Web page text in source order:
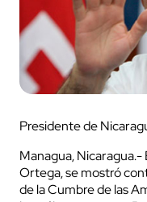
Presidente de
Managua,
Ortega, se mostró
de la Cumbre de las